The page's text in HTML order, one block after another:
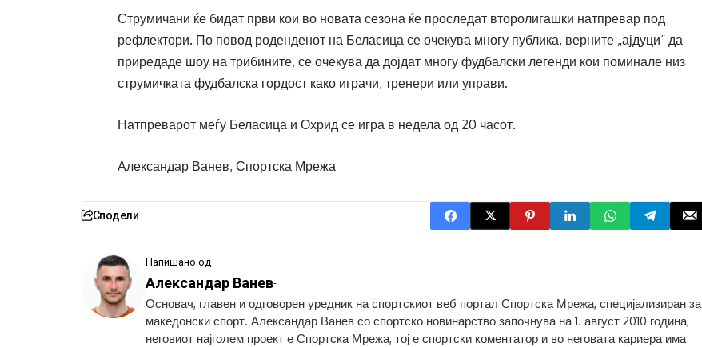
Струмичани ќе бидат први кои во новата сезона ќе проследат второлигашки натпревар под
рефлектори. По повод роденденот на Беласица се очекува многу публика, верните „ајдуци“ да
приредаде шоу на трибините, се очекува да дојдат многу фудбалски легенди кои поминале низ
струмичката фудбалска гордост како играчи, тренери или управи.
Натпреварот меѓу Беласица и Охрид се игра в недела од 20 часот.
Александар Ванев, Спортска Мрежа
Сподели
Напишано од
Александар Ванев-
Основач, главен и одговорен уредник на спортскиот веб портал Спортска Мрежа, специјализиран за
македонски спорт. Александар Ванев со спортско новинарство започнува на 1. август 2010 година,
неговиот најголем проект е Спортска Мрежа, тој е спортски коментатор и во неговата кариера има